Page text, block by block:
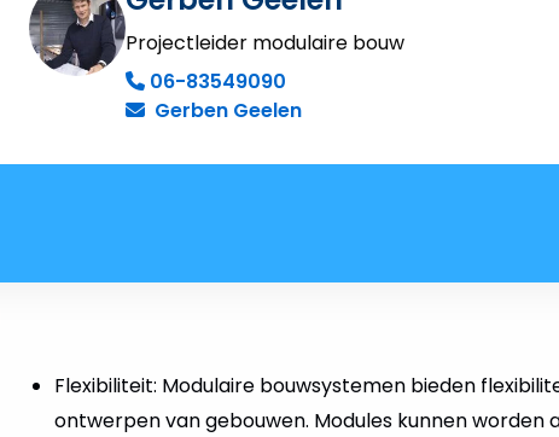
Projectleider modulaire bouw
06-83549090
Gerben Geelen
Flexibiliteit: Modulaire bouwsystemen bieden
ontwerpen van gebouwen. Modules kunnen worden